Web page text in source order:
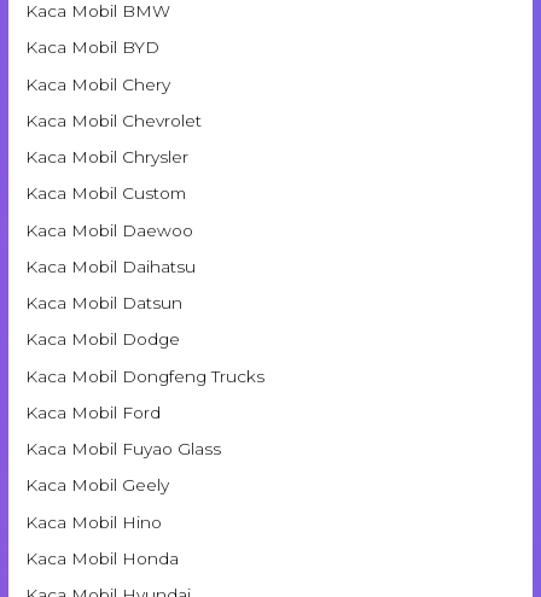
Kaca Mobil BMW
Kaca Mobil BYD
Kaca Mobil Chery
Kaca Mobil Chevrolet
Kaca Mobil Chrysler
Kaca Mobil Custom
Kaca Mobil Daewoo
Kaca Mobil Daihatsu
Kaca Mobil Datsun
Kaca Mobil Dodge
Kaca Mobil Dongfeng Trucks
Kaca Mobil Ford
Kaca Mobil Fuyao Glass
Kaca Mobil Geely
Kaca Mobil Hino
Kaca Mobil Honda